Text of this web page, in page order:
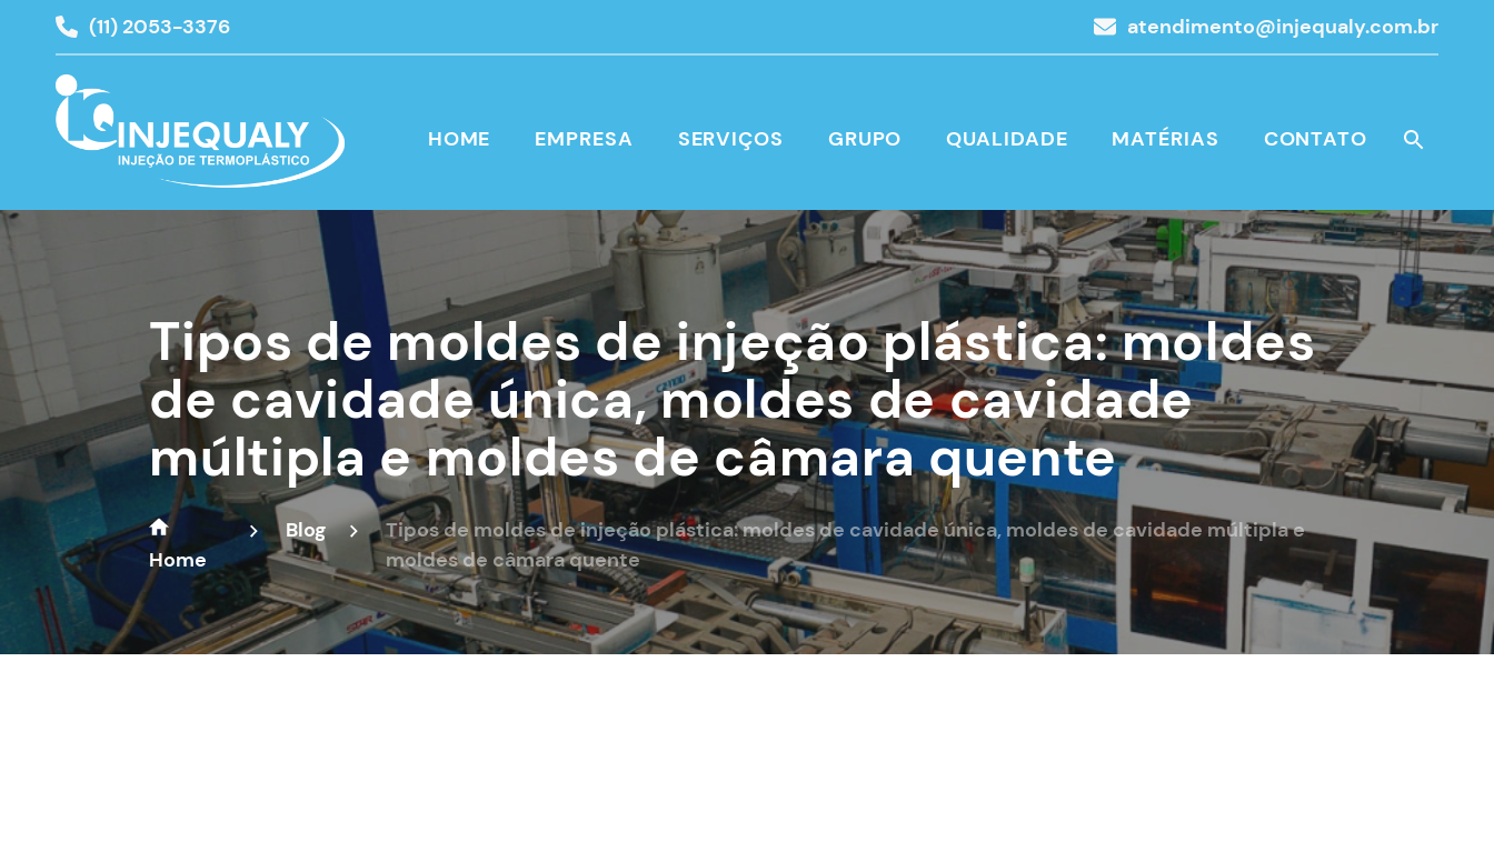
(11) 2053-3376 atendimento@injequaly.com.br
HOME EMPRESA SERVIÇOS GRUPO QUALIDADE MATÉRIAS CONTATO
Tipos de moldes de injeção plástica: moldes
de cavidade única, moldes de cavidade
múltipla e moldes de câmara quente
Home
Blog
Tipos de moldes de injeção plástica: moldes de cavidade única, moldes de cavidade múltipla e
moldes de câmara quente